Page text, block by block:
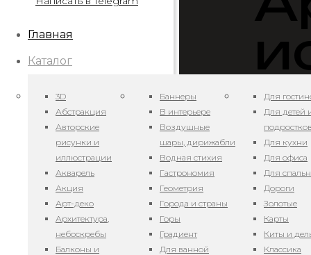
Главная
Каталог
3D
Абстракция
Авторские
рисунки и
иллюстрации
Акварель
Акция
Арт-деко
Архитектура,
небоскребы
Балконы и
Баннеры
В интерьере
Воздушные
шары, дирижабли
Водная стихия
Гастрономия
Геометрия
Города и страны
Горы
Градиент
Для ванной
Для
Для детей
подростков
Для кухни
Для офиса
Для
Дороги
Золотые
Карты
Киты и
Классика
Цвет на